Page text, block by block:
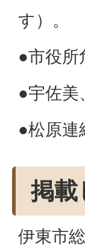
す）。
●市役所
●宇佐美
●松原連
掲載
伊東市